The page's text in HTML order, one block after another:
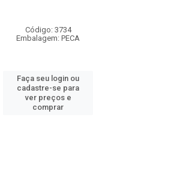
Código: 3734
Embalagem: PECA
Faça seu login ou
cadastre-se para
ver preços e
comprar